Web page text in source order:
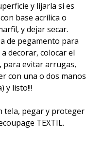
y lijarla si es
base acrílica o
y dejar secar.
de pegamento para
decorar, colocar el
para evitar arrugas,
con una o dos manos
y listo!!!
tela, pegar y proteger
TEXTIL.